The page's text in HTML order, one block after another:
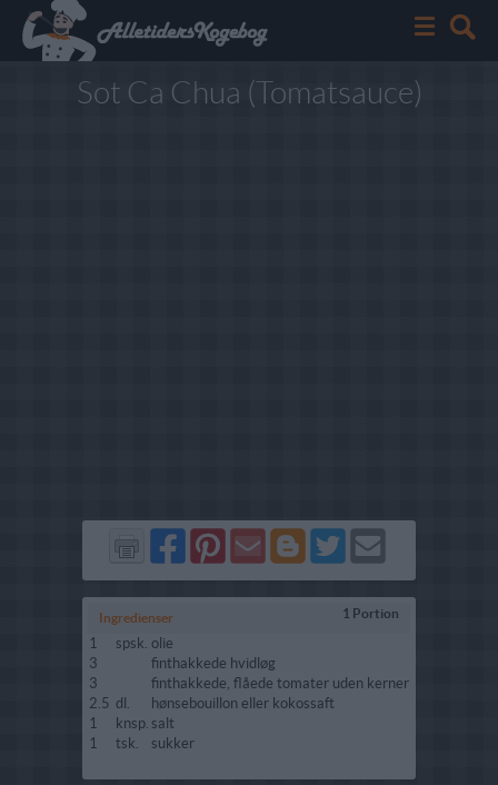
Sot Ca Chua (Tomatsauce)
Del
på
Facebook
Del
på
Pinterest
Send
via
GMail
Del
på
Blogger
Del
på
Twitter
Send
Ingredienser 1 Portion
1 spsk. olie
3
finthakkede hvidløg
3
finthakkede, flåede tomater uden kerner
2.5 dl.
hønsebouillon eller kokossaft
1
knsp. salt
1
tsk. sukker